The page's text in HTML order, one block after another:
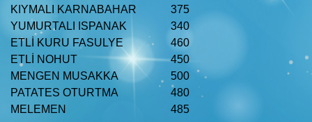
KIYMALI KARNABAHAR
375
YUMURTALI ISPANAK
340
ETLİ KURU FASULYE
460
ETLİ NOHUT
450
MENGEN MUSAKKA
500
PATATES OTURTMA
480
MELEMEN
485